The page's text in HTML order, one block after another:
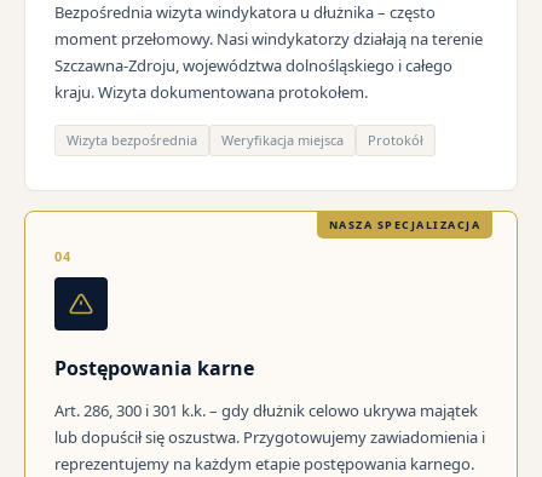
Bezpośrednia wizyta windykatora u dłużnika – często
moment przełomowy. Nasi windykatorzy działają na terenie
Szczawna-Zdroju, województwa dolnośląskiego i całego
kraju. Wizyta dokumentowana protokołem.
Wizyta bezpośrednia Weryfikacja miejsca Protokół
NASZA SPECJALIZACJA
04
Postępowania karne
Art. 286, 300 i 301 k.k. – gdy dłużnik celowo ukrywa majątek
lub dopuścił się oszustwa. Przygotowujemy zawiadomienia i
reprezentujemy na każdym etapie postępowania karnego.